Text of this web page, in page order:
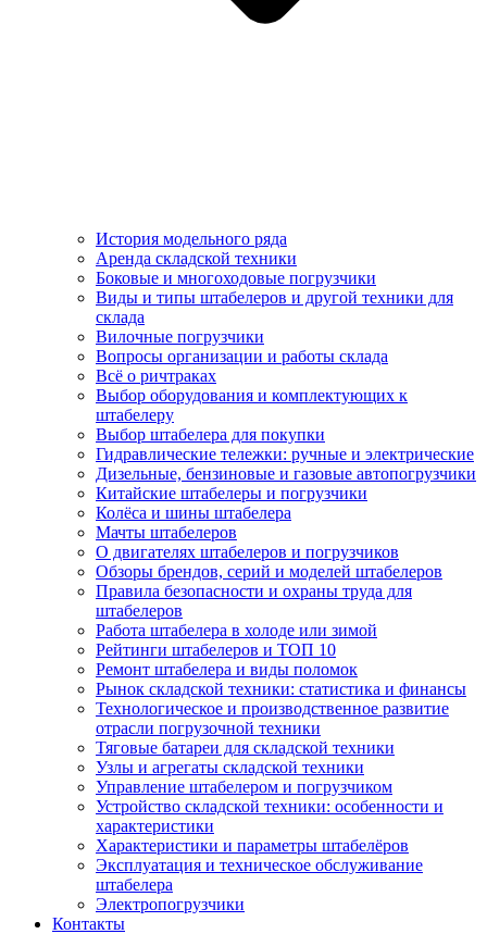
История модельного ряда
Аренда складской техники
Боковые и многоходовые погрузчики
Виды и типы штабелеров и другой техники для
склада
Вилочные погрузчики
Вопросы организации и работы склада
Всё о ричтраках
Выбор оборудования и комплектующих к
штабелеру
Выбор штабелера для покупки
Гидравлические тележки: ручные и электрические
Дизельные, бензиновые и газовые автопогрузчики
Китайские штабелеры и погрузчики
Колёса и шины штабелера
Мачты штабелеров
О двигателях штабелеров и погрузчиков
Обзоры брендов, серий и моделей штабелеров
Правила безопасности и охраны труда для
штабелеров
Работа штабелера в холоде или зимой
Рейтинги штабелеров и ТОП 10
Ремонт штабелера и виды поломок
Рынок складской техники: статистика и финансы
Технологическое и производственное развитие
отрасли погрузочной техники
Тяговые батареи для складской техники
Узлы и агрегаты складской техники
Управление штабелером и погрузчиком
Устройство складской техники: особенности и
характеристики
Характеристики и параметры штабелёров
Эксплуатация и техническое обслуживание
штабелера
Электропогрузчики
Контакты